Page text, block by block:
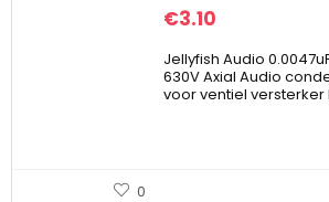
€3.10
Jellyfish Audio
630V Axial Audio
voor ventiel versterker
0